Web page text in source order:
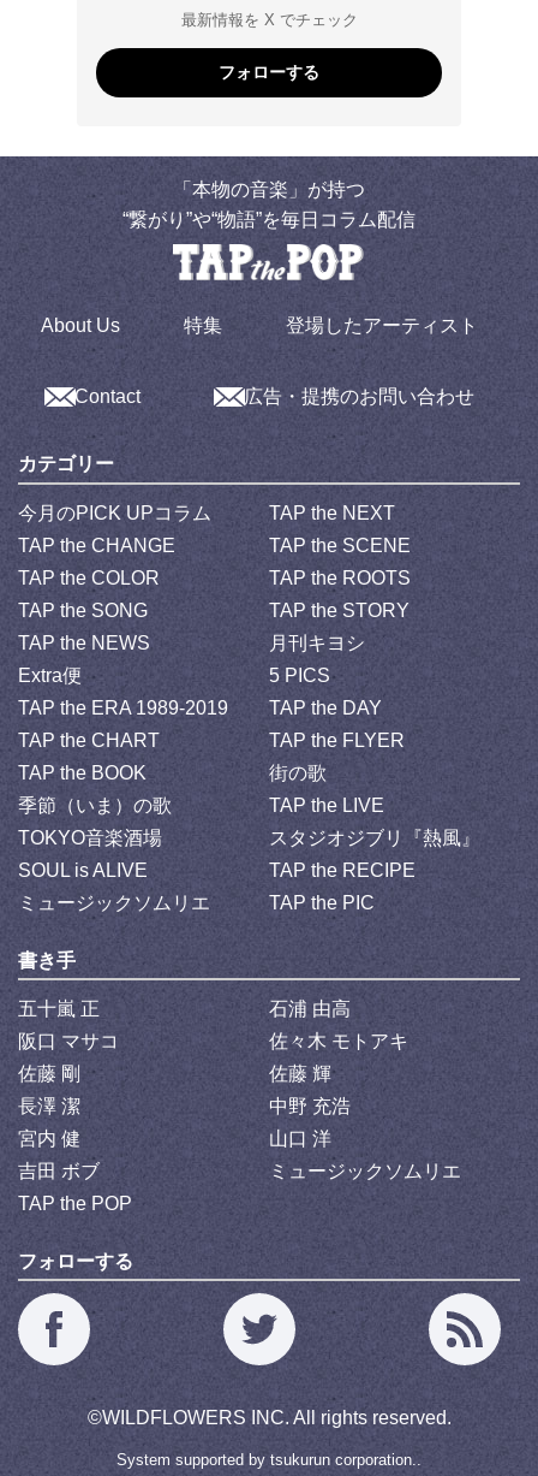
最新情報を X でチェック
フォローする
「本物の音楽」が持つ
“繋がり”や“物語”を毎日コラム配信
About Us 特集 登場したアーティスト
Contact 広告・提携のお問い合わせ
カテゴリー
今月のPICK UPコラム
TAP the NEXT
TAP the CHANGE
TAP the SCENE
TAP the COLOR
TAP the ROOTS
TAP the SONG
TAP the STORY
TAP the NEWS
月刊キヨシ
Extra便
5 PICS
TAP the ERA 1989-2019
TAP the DAY
TAP the CHART
TAP the FLYER
TAP the BOOK
街の歌
季節（いま）の歌
TAP the LIVE
TOKYO音楽酒場
スタジオジブリ『熱風』
SOUL is ALIVE
TAP the RECIPE
ミュージックソムリエ
TAP the PIC
書き手
五十嵐 正
石浦 由高
阪口 マサコ
佐々木 モトアキ
佐藤 剛
佐藤 輝
長澤 潔
中野 充浩
宮内 健
山口 洋
吉田 ボブ
ミュージックソムリエ
TAP the POP
フォローする
©WILDFLOWERS INC. All rights reserved.
System supported by tsukurun corporation..